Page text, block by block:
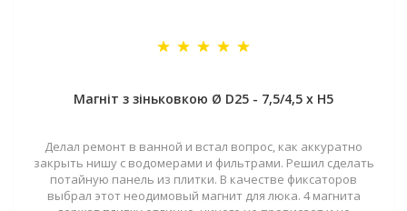
Магніт з зіньковкою Ø D25 - 7,5/4,5 х H5
Делал ремонт в ванной и встал вопрос, как аккуратно
закрыть нишу с водомерами и фильтрами. Решил сделать
потайную панель из плитки. В качестве фиксаторов
выбрал этот неодимовый магнит для люка. 4 магнита